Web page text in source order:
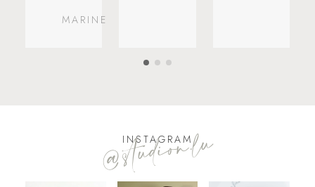
MARINE
INSTAGRAM
@studion.lu